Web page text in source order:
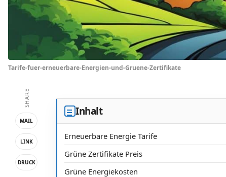
Tarife-fuer-erneuerbare-Energien-und-Gruene-Zertifikate
SHARE
MAIL
LINK
DRUCK
Inhalt
Erneuerbare Energie Tarife
Grüne Zertifikate Preis
Grüne Energiekosten